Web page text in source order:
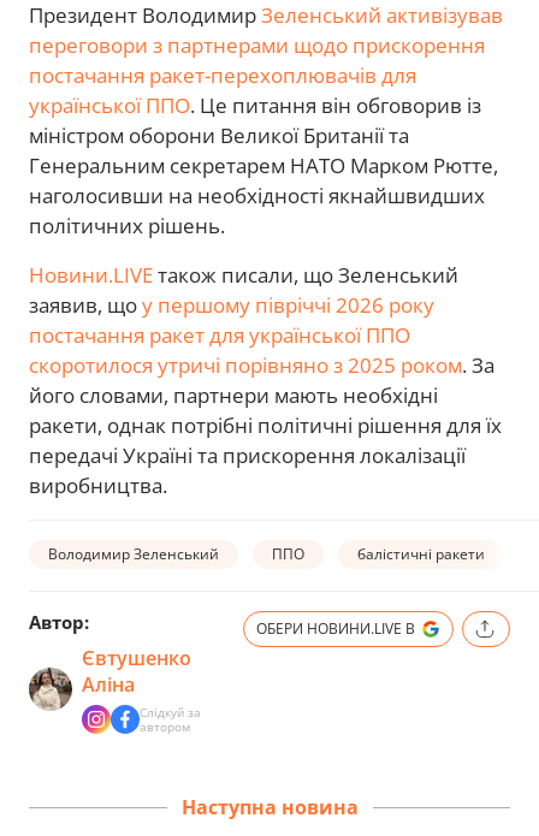
Президент ВолодимирЗеленський активізував
переговори з партнерами щодо прискорення
постачання ракет-перехоплювачів для
української ППО. Це питання він обговорив із
міністром оборони Великої Британії та
Генеральним секретарем НАТО Марком Рютте,
наголосивши на необхідності якнайшвидших
політичних рішень.
Новини.LIVEтакож писали, що Зеленський
заявив, щоу першому півріччі 2026 року
постачання ракет для української ППО
скоротилося утричі порівняно з 2025 роком. За
його словами, партнери мають необхідні
ракети, однак потрібні політичні рішення для їх
передачі Україні та прискорення локалізації
виробництва.
Володимир Зеленський ППО балістичні ракети
Автор:
Євтушенко
Аліна
Слідкуй за
автором
ОБЕРИ НОВИНИ.LIVE В
Наступна новина